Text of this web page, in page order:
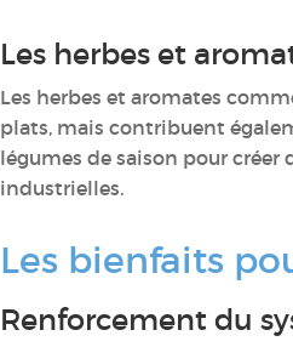
Les herbes et
Les herbes et aromates
plats, mais contribuent
légumes de saison pour créer
industrielles.
Les bienfaits
Renforcement du